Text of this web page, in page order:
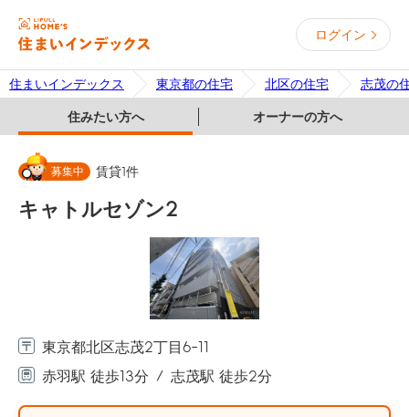
ログイン
住まいインデックス 東京都の住宅 北区の住宅 志茂の
住みたい方へ オーナーの方へ
募集中 賃貸1件
キャトルセゾン2
東京都北区志茂2丁目6-11
赤羽駅 徒歩13分
志茂駅 徒歩2分